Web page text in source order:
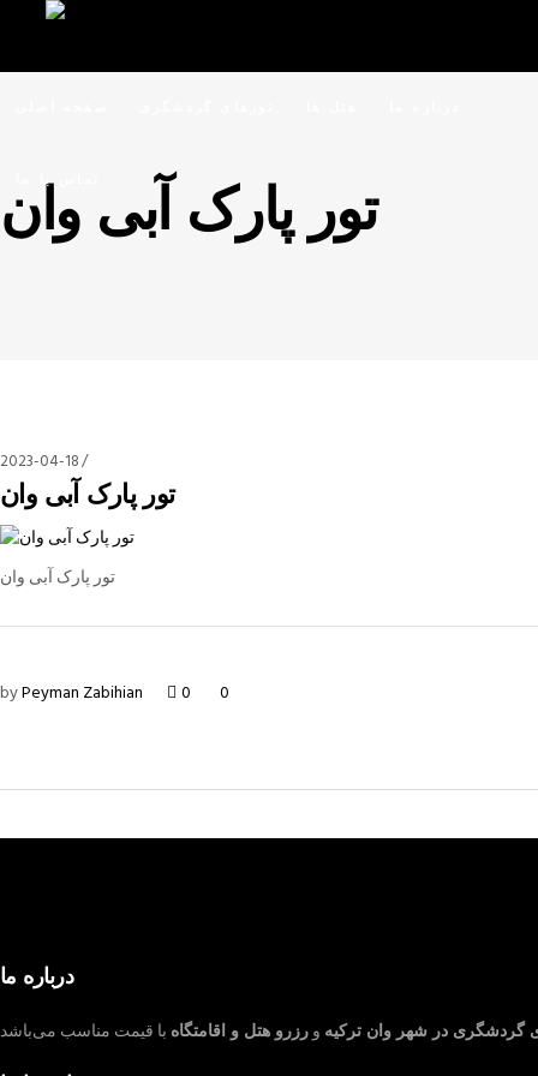
تماس با ما
تور پارک آبی وان
2023-04-18
تور پارک آبی وان
تور پارک آبی وان
byPeyman Zabihian 0 0
درباره ما
گردشگری در شهر وان ترکیه ورزرو هتل و اقامتگاه